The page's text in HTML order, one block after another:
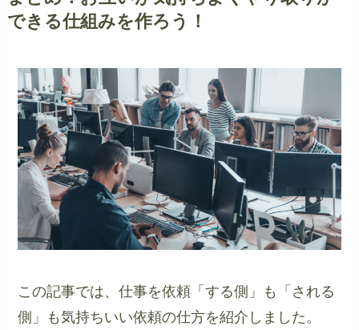
できる仕組みを作ろう！
この記事では、仕事を依頼「する側」も「される
側」も気持ちいい依頼の仕方を紹介しました。